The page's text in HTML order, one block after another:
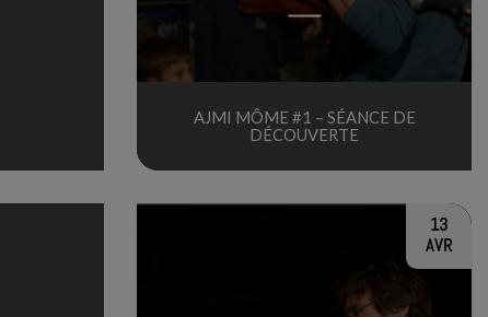
AJMI MÔME #1 – SÉANCE DE
DÉCOUVERTE
13
AVR